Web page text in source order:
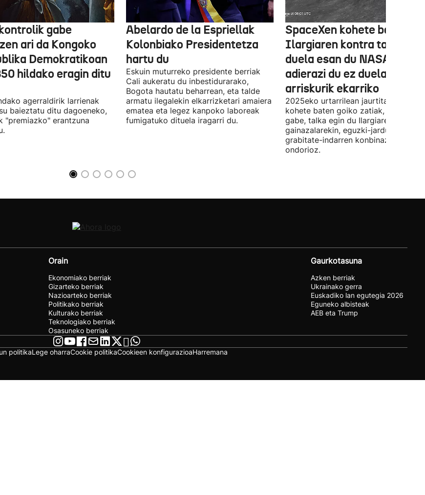
gabe
ari da Kongoko
Demokratikoan
hildako eragin ditu
agerraldirik larrienak
baieztatu ditu dagoeneko,
"premiazko" erantzuna
Abelardo de la Espriellak
Kolonbiako Presidentetza
hartu du
Eskuin muturreko presidente berriak
Cali aukeratu du inbestidurarako,
Bogota hautatu beharrean, eta talde
armatu ilegalekin elkarrizketari amaiera
ematea eta legez kanpoko laboreak
fumigatuko dituela iragarri du.
SpaceXen kohete batek
Ilargiaren kontra talka
duela esan du NASAk,
adierazi du ez duela
arriskurik ekarriko
2025eko urtarrilean jaurtitako
kohete baten goiko zatiak, planifikatu
gabe, talka egin du Ilargiaren
gainazalarekin, eguzki-jardueraren
grabitate-indarren konbinazio baten
ondorioz.
Orain
Ekonomiako berriak
Gizarteko berriak
Nazioarteko berriak
Politikako berriak
Kulturako berriak
Teknologiako berriak
Osasuneko berriak
Gaurkotasuna
Azken berriak
Ukrainako gerra
Euskadiko lan egutegia 2026
Eguneko albisteak
AEB eta Trump
politikaLege oharraCookie politikaCookieen konfigurazioaHarremana